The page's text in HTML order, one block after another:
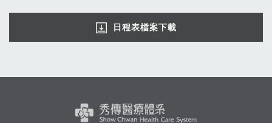
日程表檔案下載